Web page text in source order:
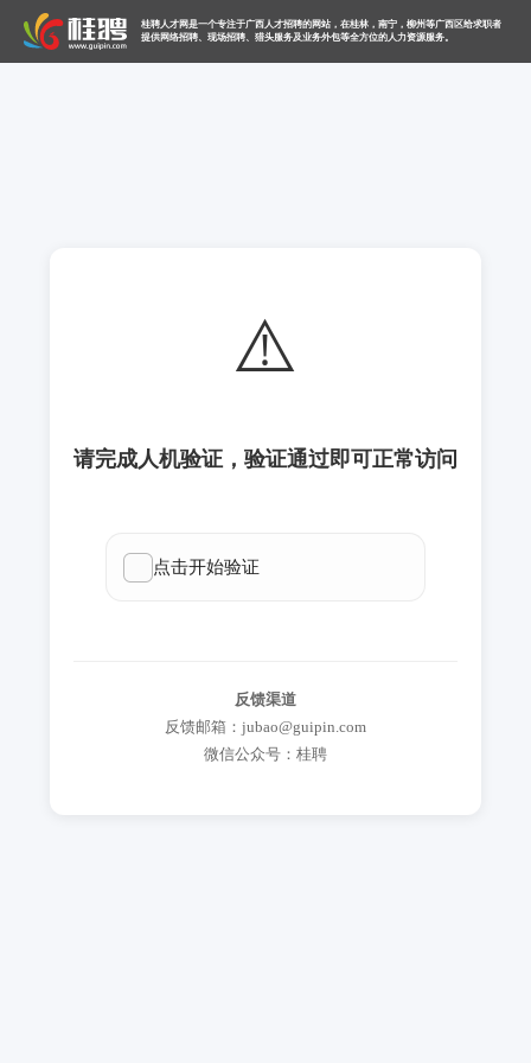
桂聘人才网是一个专注于广西人才招聘的网站，在桂林，南宁，柳州等广西区给求职者
提供网络招聘、现场招聘、猎头服务及业务外包等全方位的人力资源服务。
⚠️
请完成人机验证，验证通过即可正常访问
反馈渠道
反馈邮箱：jubao@guipin.com
微信公众号：桂聘